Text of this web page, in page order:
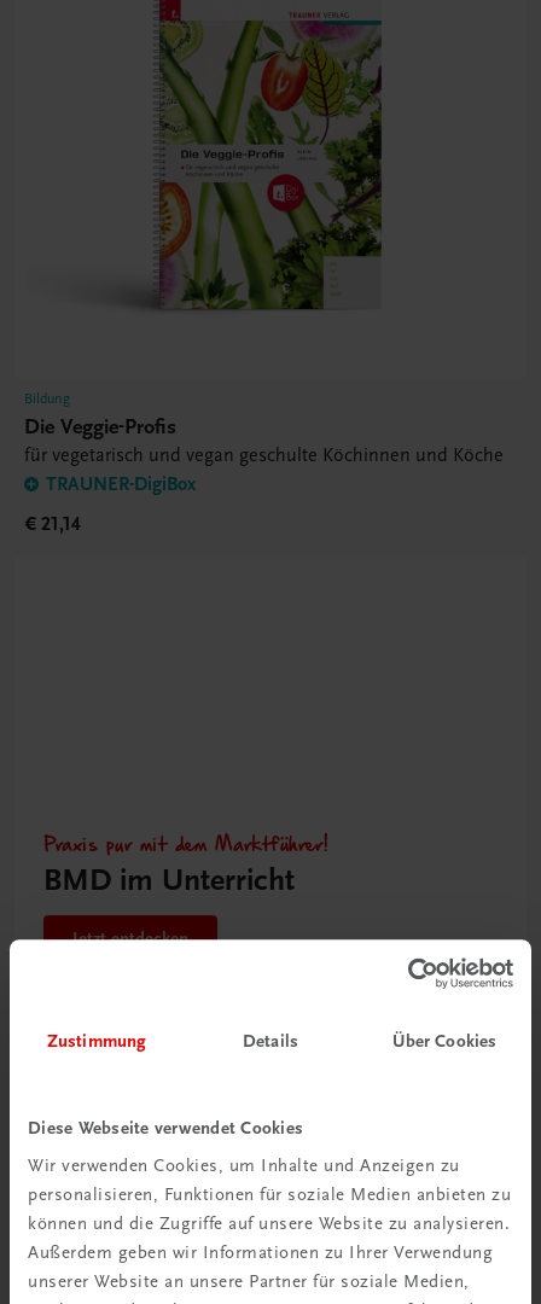
Zustimmung Details Über Cookies
Diese Webseite verwendet Cookies
Wir verwenden Cookies, um Inhalte und Anzeigen zu
personalisieren, Funktionen für soziale Medien anbieten zu
können und die Zugriffe auf unsere Website zu analysieren.
Außerdem geben wir Informationen zu Ihrer Verwendung
unserer Website an unsere Partner für soziale Medien,
Bildung
Die Veggie-Profis
für vegetarisch und vegan geschulte Köchinnen und Köche
TRAUNER-DigiBox
€ 21,14
Praxis pur mit dem Marktführer!
BMD im Unterricht
Jetzt entdecken